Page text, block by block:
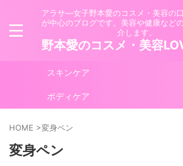
アラサ―女子野本愛のコスメ・美容の口
が中心のブログです。美容や健康など
介します。
野本愛のコスメ・美容
スキンケア
ボディケア
HOME >変身ペン
変身ペン